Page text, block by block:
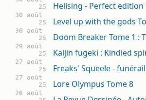
25
Hellsing - Perfect edition
30 août
25
Level up with the gods
30 août
25
Doom Breaker Tome 1 :
29 août
25
Kaijin fugeki : Kindled
27 août
25
Freaks' Squeele -
27 août
25
Lore Olympus Tome 8
26 août